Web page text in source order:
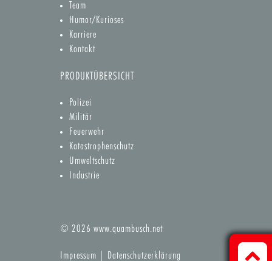
Team
Humor/Kurioses
Karriere
Kontakt
PRODUKTÜBERSICHT
Polizei
Militär
Feuerwehr
Katastrophenschutz
Umweltschutz
Industrie
© 2026 www.quambusch.net
Impressum Datenschutzerklärung